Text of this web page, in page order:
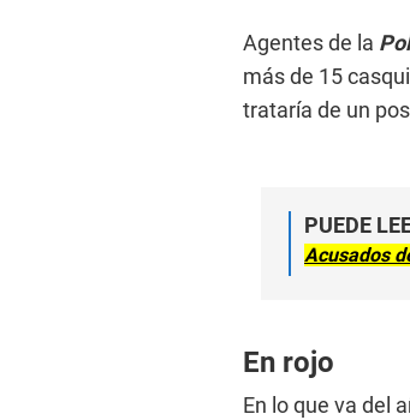
Agentes de la
más de 15
trataría de un
PUEDE
Acusados
En rojo
En lo que va del